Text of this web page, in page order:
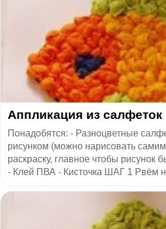
Аппликация из салфеток
Понадобятся: - Разноцветные
рисунком (можно нарисовать
раскраску, главное чтобы рисунок
- Клей ПВА - Кисточка ШАГ 1 Рвём